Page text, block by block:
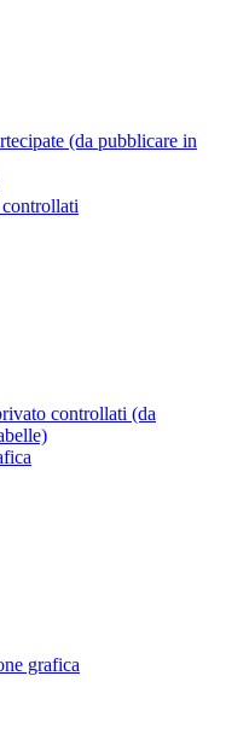
(da pubblicare in
controllati (da
grafica